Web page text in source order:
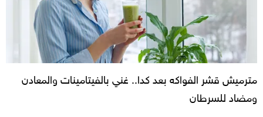
مترميش قشر الفواكه بعد كدا.. غني بالفيتامينات والمعادن
ومضاد للسرطان